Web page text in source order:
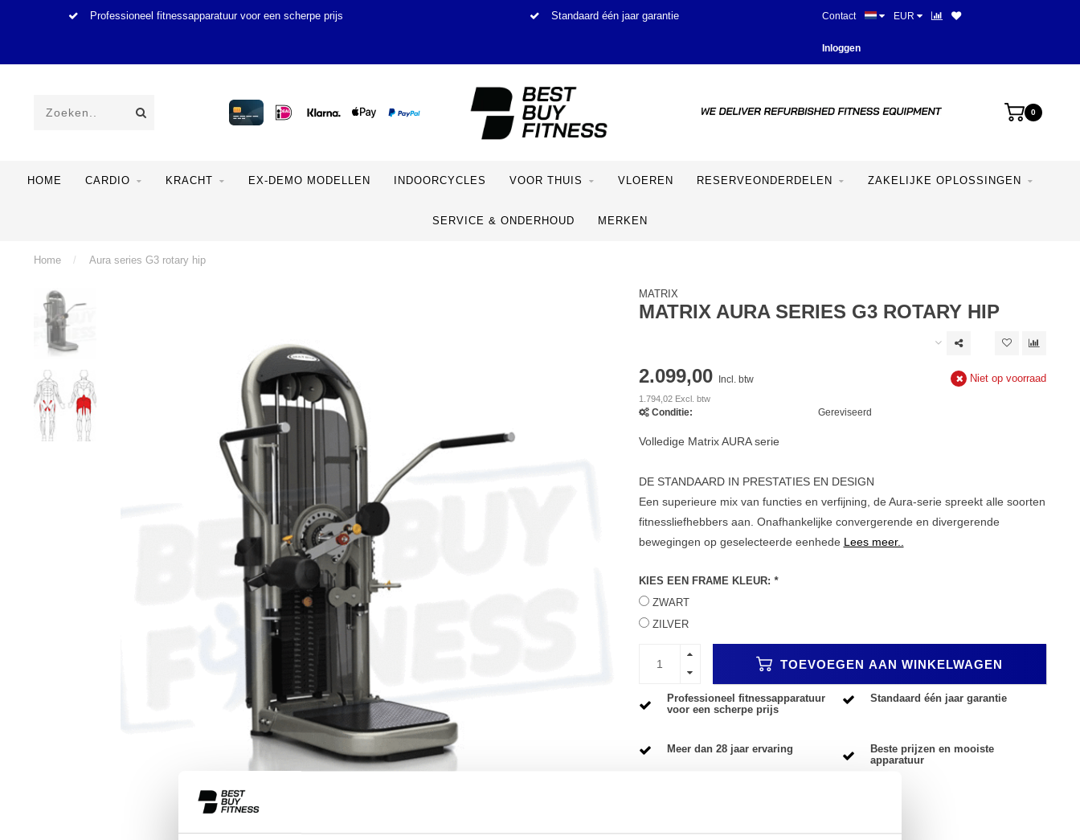
Professioneel fitnessapparatuur voor een scherpe prijs Standaard één jaar garantie Meer dan 28 jaar ervaring
Contact EUR
Inloggen
0
HOME CARDIO KRACHT EX-DEMO MODELLEN INDOORCYCLES VOOR THUIS VLOEREN RESERVEONDERDELEN ZAKELIJKE OPLOSSINGEN
SERVICE & ONDERHOUD MERKEN
Home / Aura series G3 rotary hip
MATRIX
MATRIX AURA SERIES G3 ROTARY HIP
2.099,00 Incl. btw
1.794,02 Excl. btw
Niet op voorraad
Conditie: Gereviseerd
Volledige Matrix AURA serie
DE STANDAARD IN PRESTATIES EN DESIGN
Een superieure mix van functies en verfijning, de Aura-serie spreekt alle soorten
fitnessliefhebbers aan. Onafhankelijke convergerende en divergerende
bewegingen op geselecteerde eenhede Lees meer..
KIES EEN FRAME KLEUR: *
ZWART
ZILVER
TOEVOEGEN AAN WINKELWAGEN
Professioneel fitnessapparatuur
voor een scherpe prijs
Standaard één jaar garantie
Meer dan 28 jaar ervaring
Beste prijzen en mooiste
apparatuur